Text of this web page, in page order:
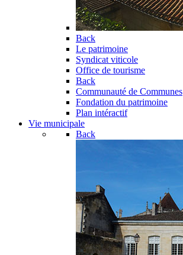
Back
Le patrimoine
Syndicat viticole
Office de tourisme
Back
Communauté de Communes
Fondation du patrimoine
Plan intéractif
Vie municipale
Back